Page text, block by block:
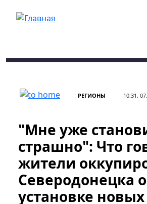
РЕГИОНЫ 10:31,
"Мне уже
страшно": Что
жители
Северодонецка
установке